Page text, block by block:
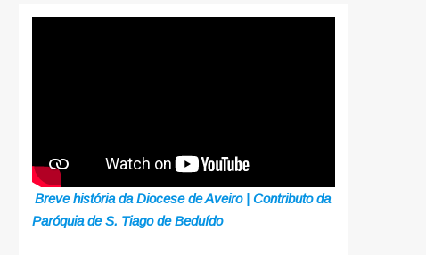
Breve história da Diocese de Aveiro | Contributo da
Paróquia de S. Tiago de Beduído